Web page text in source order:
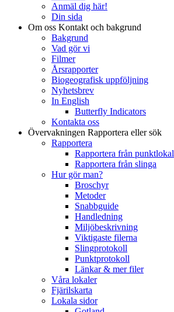
Anmäl dig här!
Din sida
Om oss Kontakt och bakgrund
Bakgrund
Vad gör vi
Filmer
Årsrapporter
Biogeografisk uppföljning
Nyhetsbrev
In English
Butterfly Indicators
Kontakta oss
Övervakningen Rapportera eller sök
Rapportera
Rapportera från punktlokal
Rapportera från slinga
Hur gör man?
Broschyr
Metoder
Snabbguide
Handledning
Miljöbeskrivning
Viktigaste filerna
Slingprotokoll
Punktprotokoll
Länkar & mer filer
Våra lokaler
Fjärilskarta
Lokala sidor